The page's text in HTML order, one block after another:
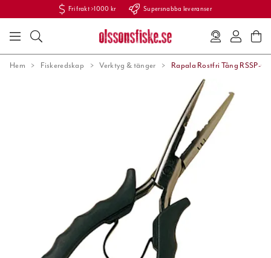
Fri frakt >1000 kr Supersnabba leveranser
Hem Fiskeredskap Verktyg & tänger Rapala Rostfri Tång RSSP-6